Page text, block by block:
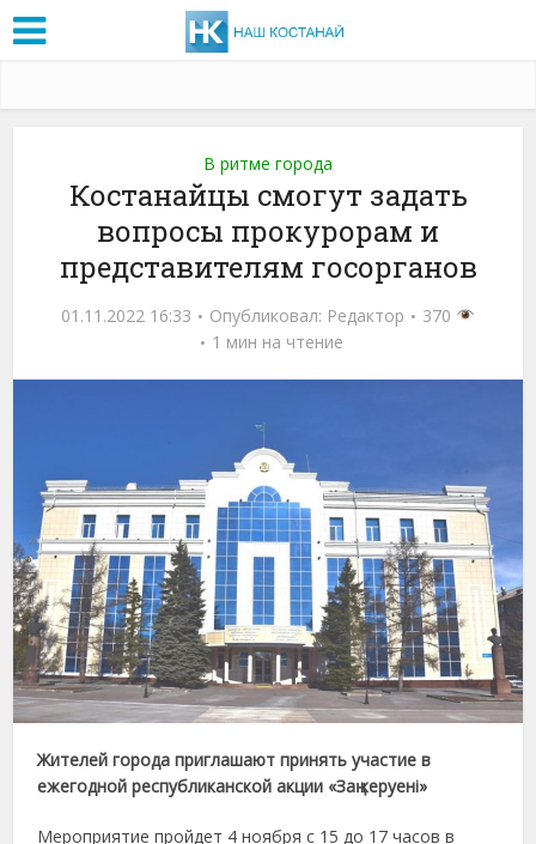
В ритме города
Костанайцы смогут задать
вопросы прокурорам и
представителям госорганов
01.11.2022 16:33 Опубликовал: Редактор
370
1 мин на чтение
Жителей города приглашают принять участие в
ежегодной республиканской акции «Заң керуені»
Мероприятие пройдет 4 ноября с 15 до 17 часов в